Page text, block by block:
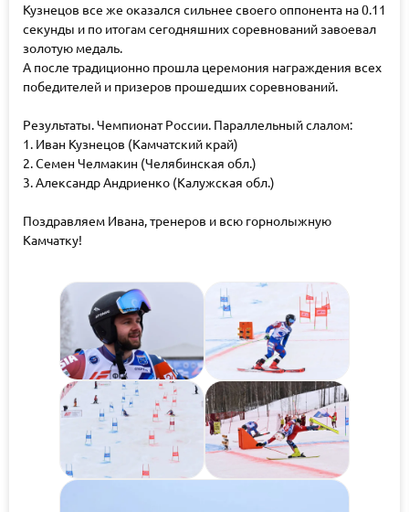
Кузнецов все же оказался сильнее своего оппонента на 0.11
секунды и по итогам сегодняшних соревнований завоевал
золотую медаль.
А после традиционно прошла церемония награждения всех
победителей и призеров прошедших соревнований.
Результаты. Чемпионат России. Параллельный слалом:
1. Иван Кузнецов (Камчатский край)
2. Семен Челмакин (Челябинская обл.)
3. Александр Андриенко (Калужская обл.)
Поздравляем Ивана, тренеров и всю горнолыжную
Камчатку!